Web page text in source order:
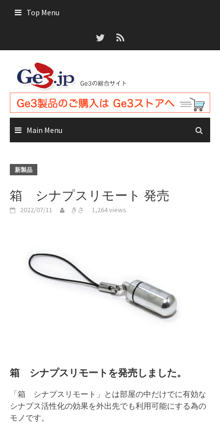
Top Menu
Main Menu
新製品
箱 シナプスリモート 発売
2022/07/11 きさ 1,264 views
箱 シナプスリモートを発売しました。
「箱 シナプスリモート」とは部屋の中だけでに有効な
シナプス活性化の効果を外出先でも利用可能にする為の
モノです。